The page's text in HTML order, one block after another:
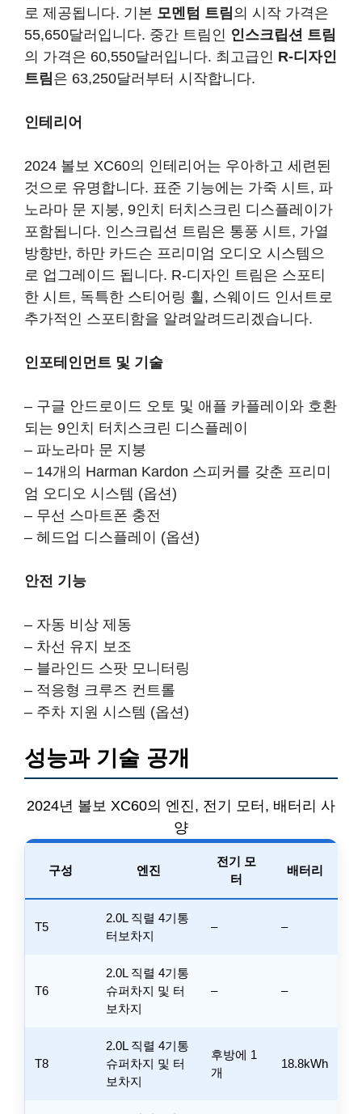
로 제공됩니다. 기본 모멘텀 트림의 시작 가격은
55,650달러 입니다. 중간 트림인 인스크립션 트림
의 가격은 60,550달러 입니다. 최고급인 R-디자인
트림은 63,250달러 부터 시작합니다.
인테리어
2024 볼보 XC60의 인테리어는 우아하고 세련된
것으로 유명합니다. 표준 기능에는 가죽 시트, 파
노라마 문 지붕, 9인치 터치스크린 디스플레이가
포함됩니다. 인스크립션 트림은 통풍 시트, 가열
방향반, 하만 카드슨 프리미엄 오디오 시스템으
로 업그레이드 됩니다. R-디자인 트림은 스포티
한 시트, 독특한 스티어링 휠, 스웨이드 인서트로
추가적인 스포티함을 알려알려드리겠습니다.
인포테인먼트 및 기술
– 구글 안드로이드 오토 및 애플 카플레이와 호환
되는 9인치 터치스크린 디스플레이
– 파노라마 문 지붕
– 14개의 Harman Kardon 스피커를 갖춘 프리미
엄 오디오 시스템 (옵션)
– 무선 스마트폰 충전
– 헤드업 디스플레이 (옵션)
안전 기능
– 자동 비상 제동
– 차선 유지 보조
– 블라인드 스팟 모니터링
– 적응형 크루즈 컨트롤
– 주차 지원 시스템 (옵션)
성능과 기술 공개
2024년 볼보 XC60의 엔진, 전기 모터, 배터리 사
양
구성 엔진
전기 모
터
배터리
T5
2.0L 직렬 4기통
터보차지
– –
T6
2.0L 직렬 4기통
슈퍼차지 및 터
보차지
– –
T8
2.0L 직렬 4기통
슈퍼차지 및 터
보차지
후방에 1
개
18.8kWh